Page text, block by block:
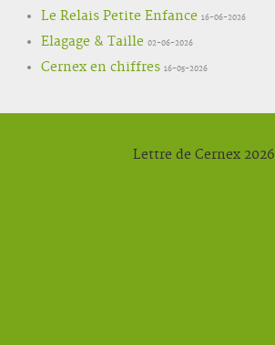
Le Relais Petite Enfance 16-06-2026
Elagage & Taille 02-06-2026
Cernex en chiffres 16-05-2026
Lettre de Cernex 2026